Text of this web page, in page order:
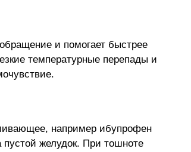
и помогает быстрее
температурные перепады и
например ибупрофен
пустой желудок. При тошноте